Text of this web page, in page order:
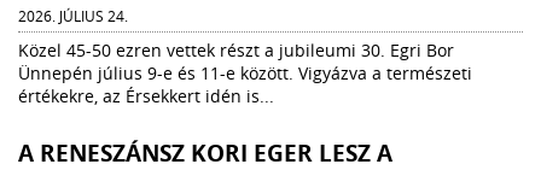
2026. JÚLIUS 24.
Közel 45-50 ezren vettek részt a jubileumi 30. Egri Bor
Ünnepén július 9-e és 11-e között. Vigyázva a természeti
értékekre, az Érsekkert idén is...
A RENESZÁNSZ KORI EGER LESZ A